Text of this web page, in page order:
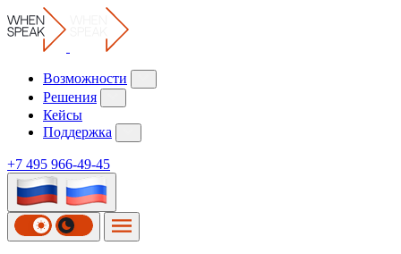
Возможности
Решения
Кейсы
Поддержка
+7 495 966-49-45